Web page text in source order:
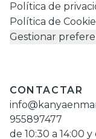
Política de
Política de
Gestionar
CONTACTAR
955897477
de 10:30 a 14:00